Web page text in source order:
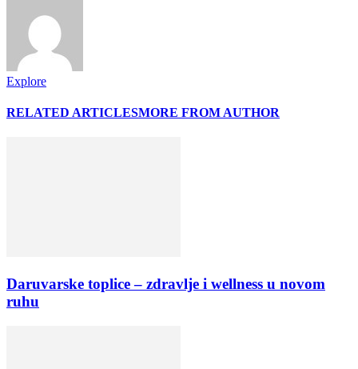
Explore
RELATED ARTICLESMORE FROM AUTHOR
Daruvarske toplice – zdravlje i wellness u novom
ruhu